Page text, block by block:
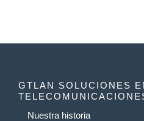
GTLAN SOLUCIONES
Nuestra historia